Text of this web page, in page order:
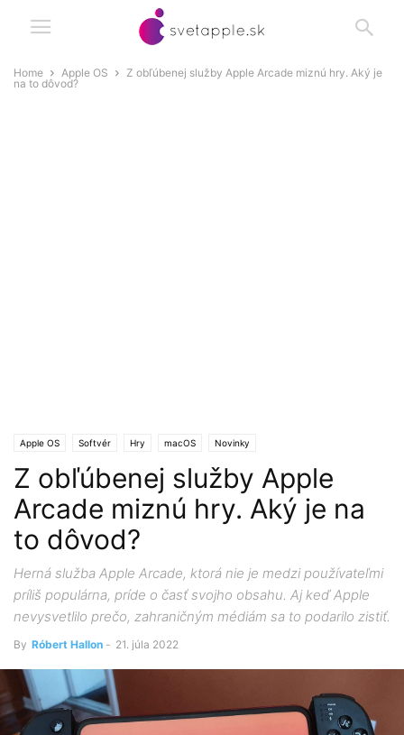
Home Apple OS
Z obľúbenej služby Apple Arcade miznú hry. Aký je
na to dôvod?
Apple OS Softvér Hry macOS Novinky
Z obľúbenej služby Apple
Arcade miznú hry. Aký je na
to dôvod?
Herná služba Apple Arcade, ktorá nie je medzi používateľmi
príliš populárna, príde o časť svojho obsahu. Aj keď Apple
nevysvetlilo prečo, zahraničným médiám sa to podarilo zistiť.
By Róbert Hallon - 21. júla 2022